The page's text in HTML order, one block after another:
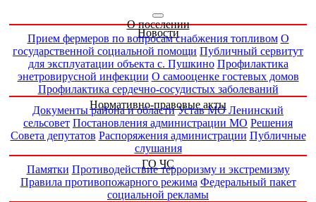
О поселении
Новости
Прием фермеров по вопросам снабжения топливом О
государственной социальной помощи Публичный сервитут
для эксплуатации объекта с. Пушкино Профилактика
энетровирусной инфекции О самооценке гостевых домов
Профилактика сердечно-сосудистых заболеваний
Нормативно-правовые акты
Документы района и области Устав МО Ленинский
сельсовет Постановления администрации МО Решения
Совета депутатов Распоряжения администрации Публичные
слушания
ГО ЧС
Памятки Противодействие терроризму и экстремизму
Правила противопожарного режима Федеральный пакет
социальной рекламы